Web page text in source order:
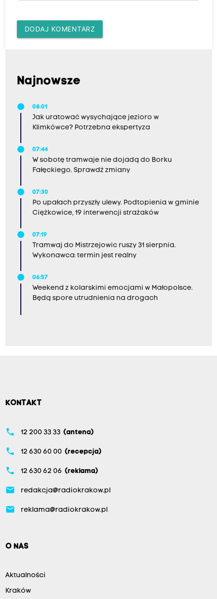
DODAJ KOMENTARZ
Najnowsze
08:01
Jak uratować wysychające jezioro w
Klimkówce? Potrzebna ekspertyza
07:44
W sobotę tramwaje nie dojadą do Borku
Fałęckiego. Sprawdź zmiany
07:30
Po upałach przyszły ulewy. Podtopienia w gminie
Ciężkowice, 19 interwencji strażaków
07:19
Tramwaj do Mistrzejowic ruszy 31 sierpnia.
Wykonawca: termin jest realny
06:57
Weekend z kolarskimi emocjami w Małopolsce.
Będą spore utrudnienia na drogach
KONTAKT
phone 12 200 33 33 (antena)
phone 12 630 60 00 (recepcja)
phone 12 630 62 06 (reklama)
email redakcja@radiokrakow.pl
email reklama@radiokrakow.pl
O NAS
Aktualności
Kraków